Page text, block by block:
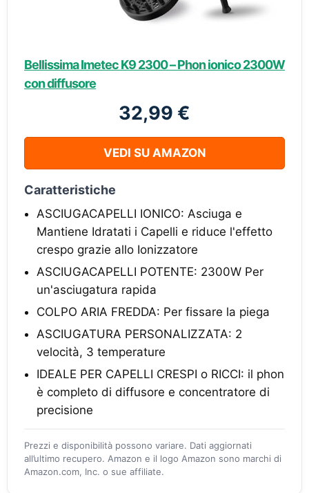
Bellissima Imetec K9 2300 – Phon ionico 2300W
con diffusore
32,99 €
VEDI SU AMAZON
Caratteristiche
ASCIUGACAPELLI IONICO: Asciuga e
Mantiene Idratati i Capelli e riduce l'effetto
crespo grazie allo Ionizzatore
ASCIUGACAPELLI POTENTE: 2300W Per
un'asciugatura rapida
COLPO ARIA FREDDA: Per fissare la piega
ASCIUGATURA PERSONALIZZATA: 2
velocità, 3 temperature
IDEALE PER CAPELLI CRESPI o RICCI: il phon
è completo di diffusore e concentratore di
precisione
Prezzi e disponibilità possono variare. Dati aggiornati
all’ultimo recupero. Amazon e il logo Amazon sono marchi di
Amazon.com, Inc. o sue affiliate.